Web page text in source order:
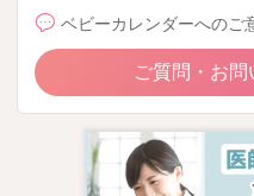
ベビーカレンダーへのご
ご質問・お